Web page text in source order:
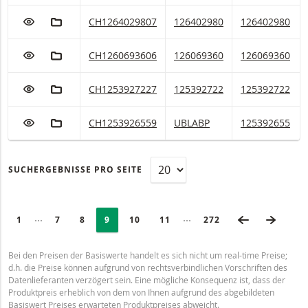
ZUR WATCHLIST HINZUFÜGEN
ZUM FIKTIVEN PORTFOLIO HINZUFÜGEN
Amazon.com Mini Future Long Mit Stop Loss
CH1264029807 126402980 126402980
ZUR WATCHLIST HINZUFÜGEN
ZUM FIKTIVEN PORTFOLIO HINZUFÜGEN
Amazon.com Mini Future Long Mit Stop Loss
CH1260693606 126069360 126069360
ZUR WATCHLIST HINZUFÜGEN
ZUM FIKTIVEN PORTFOLIO HINZUFÜGEN
Amazon.com Mini Future Long Mit Stop Loss
CH1253927227 125392722 125392722
ZUR WATCHLIST HINZUFÜGEN
ZUM FIKTIVEN PORTFOLIO HINZUFÜGEN
Amazon.com Mini Future Long Mit Stop Loss
CH1253926559 UBLABP 125392655
SUCHERGEBNISSE PRO SEITE
SEITENNUMMERIERUNG
PAGE
1 Minimierte Seiten
SEITE
7 SEITE
8 Selected:
SEITE
9 SEITE
10 SEITE
11 Minimierte Seiten
LETZTE SEITE
272 VORHERIGE
Bei den Preisen der Basiswerte handelt es sich nicht um real-time Preise;
d.h. die Preise können aufgrund von rechtsverbindlichen Vorschriften des
Datenlieferanten verzögert sein. Eine mögliche Konsequenz ist, dass der
Produktpreis erheblich von dem von Ihnen aufgrund des abgebildeten
Basiswert Preises erwarteten Produktpreises abweicht.